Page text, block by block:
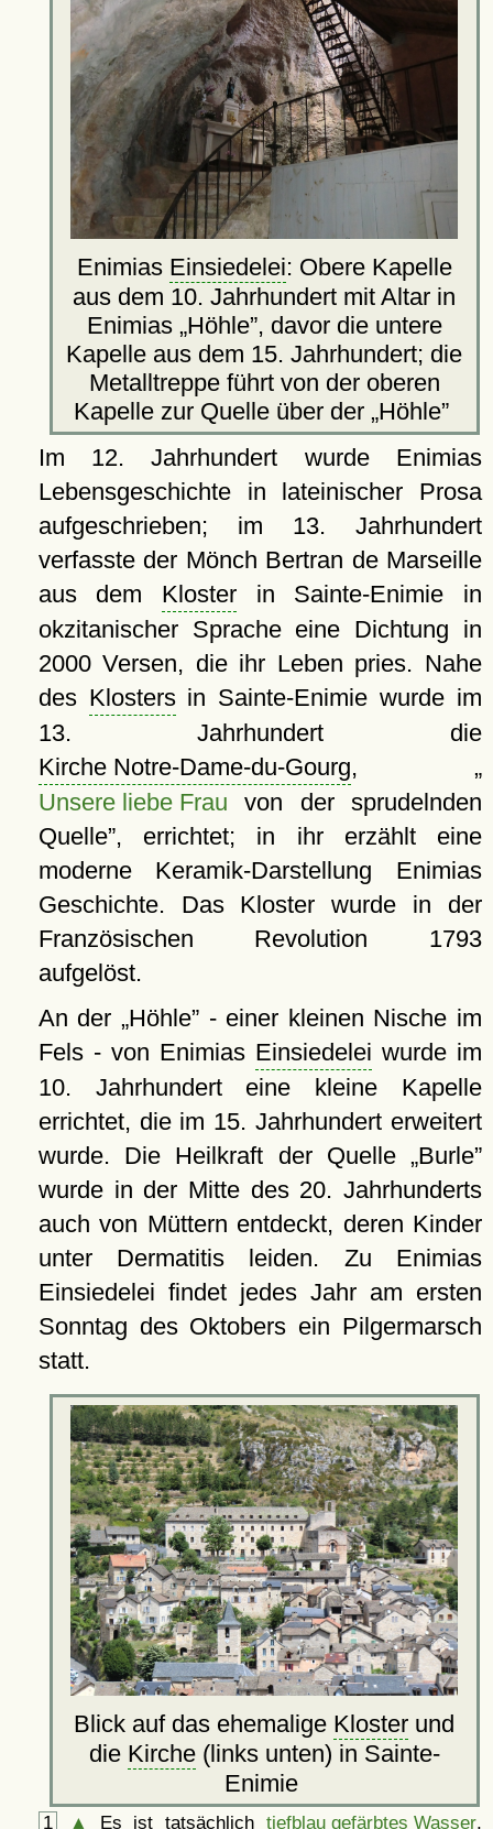
Enimias Einsiedelei: Obere Kapelle
aus dem 10. Jahrhundert mit Altar in
Enimias Höhle , davor die untere
Kapelle aus dem 15. Jahrhundert; die
Metalltreppe führt von der oberen
Kapelle zur Quelle über der Höhle
Im 12. Jahrhundert wurde Enimias
Lebensgeschichte in lateinischer Prosa
aufgeschrieben; im 13. Jahrhundert
verfasste der Mönch Bertran de Marseille
aus dem Kloster in Sainte-Enimie in
okzitanischer Sprache eine Dichtung in
2000 Versen, die ihr Leben pries. Nahe
des Klostersin Sainte-Enimie wurde im
13. Jahrhundert die
Kirche Notre-Dame-du-Gourg,
Unsere liebe Frau von der sprudelnden
Quelle , errichtet; in ihr erzählt eine
moderne Keramik-Darstellung Enimias
Geschichte. Das Kloster wurde in der
Französischen Revolution 1793
aufgelöst.
An der Höhle
- einer kleinen Nische im
Fels - von Enimias Einsiedelei wurde im
10. Jahrhundert eine kleine Kapelle
errichtet, die im 15. Jahrhundert erweitert
wurde. Die Heilkraft der Quelle
Burle
wurde in der Mitte des 20. Jahrhunderts
auch von Müttern entdeckt, deren Kinder
unter Dermatitis leiden. Zu Enimias
Einsiedelei findet jedes Jahr am ersten
Sonntag des Oktobers ein Pilgermarsch
statt.
Blick auf das ehemalige Kloster und
die Kirche(links unten) in Sainte-
Enimie
1 ▲ Es ist tatsächlichtiefblau gefärbtes Wasser,